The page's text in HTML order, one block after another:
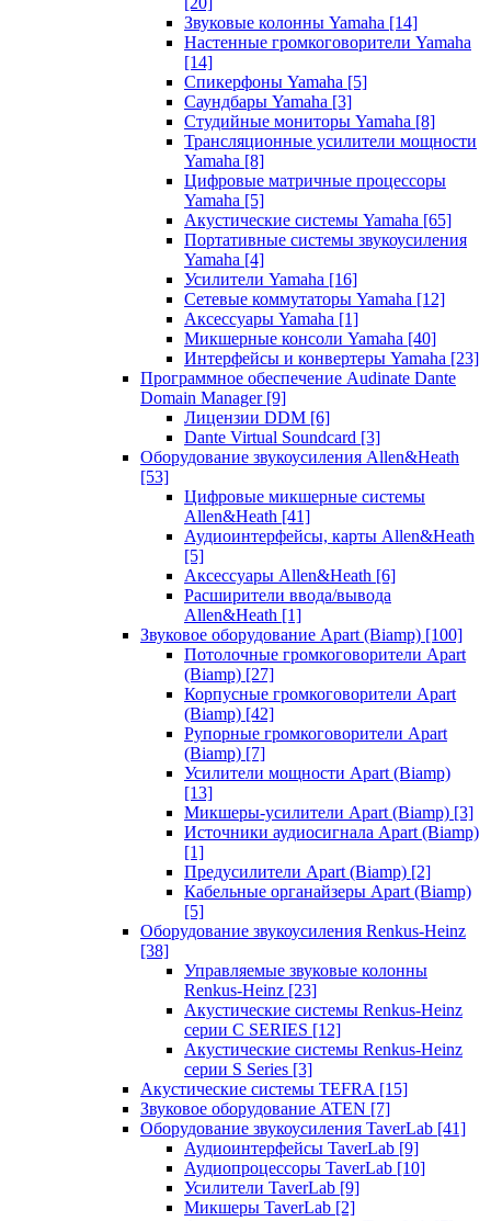
Звуковые колонны Yamaha [14]
Настенные громкоговорители Yamaha
[14]
Спикерфоны Yamaha [5]
Саундбары Yamaha [3]
Студийные мониторы Yamaha [8]
Трансляционные усилители мощности
Yamaha [8]
Цифровые матричные процессоры
Yamaha [5]
Акустические системы Yamaha [65]
Портативные системы звукоусиления
Yamaha [4]
Усилители Yamaha [16]
Сетевые коммутаторы Yamaha [12]
Аксессуары Yamaha [1]
Микшерные консоли Yamaha [40]
Интерфейсы и конвертеры Yamaha [23]
Программное обеспечение Audinate Dante
Domain Manager [9]
Лицензии DDM [6]
Dante Virtual Soundcard [3]
Оборудование звукоусиления Allen&Heath
[53]
Цифровые микшерные системы
Allen&Heath [41]
Аудиоинтерфейсы, карты Allen&Heath
[5]
Аксессуары Allen&Heath [6]
Расширители ввода/вывода
Allen&Heath [1]
Звуковое оборудование Apart (Biamp) [100]
Потолочные громкоговорители Apart
(Biamp) [27]
Корпусные громкоговорители Apart
(Biamp) [42]
Рупорные громкоговорители Apart
(Biamp) [7]
Усилители мощности Apart (Biamp)
[13]
Микшеры-усилители Apart (Biamp) [3]
Источники аудиосигнала Apart (Biamp)
[1]
Предусилители Apart (Biamp) [2]
Кабельные органайзеры Apart (Biamp)
[5]
Оборудование звукоусиления Renkus-Heinz
[38]
Управляемые звуковые колонны
Renkus-Heinz [23]
Акустические системы Renkus-Heinz
серии C SERIES [12]
Акустические системы Renkus-Heinz
серии S Series [3]
Акустические системы TEFRA [15]
Звуковое оборудование ATEN [7]
Оборудование звукоусиления TaverLab [41]
Аудиоинтерфейсы TaverLab [9]
Аудиопроцессоры TaverLab [10]
Усилители TaverLab [9]
Микшеры TaverLab [2]